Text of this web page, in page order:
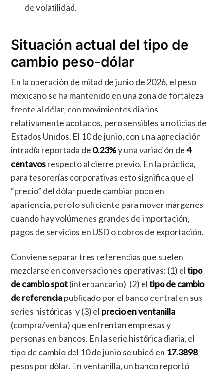
de volatilidad.
Situación actual del tipo de
cambio peso-dólar
En la operación de mitad de junio de 2026, el peso
mexicano se ha mantenido en una zona de fortaleza
frente al dólar, con movimientos diarios
relativamente acotados, pero sensibles a noticias de
Estados Unidos. El 10 de junio, con una apreciación
intradía reportada de 0.23%y una variación de4
centavosrespecto al cierre previo. En la práctica,
para tesorerías corporativas esto significa que el
“precio” del dólar puede cambiar poco en
apariencia, pero lo suficiente para mover márgenes
cuando hay volúmenes grandes de importación,
pagos de servicios en USD o cobros de exportación.
Conviene separar tres referencias que suelen
mezclarse en conversaciones operativas: (1) eltipo
de cambio spot(interbancario), (2) eltipo de cambio
de referenciapublicado por el banco central en sus
series históricas, y (3) el precio en ventanilla
(compra/venta) que enfrentan empresas y
personas en bancos. En la serie histórica diaria, el
tipo de cambio del 10 de junio se ubicó en 17.3898
pesos por dólar. En ventanilla, un banco reportó